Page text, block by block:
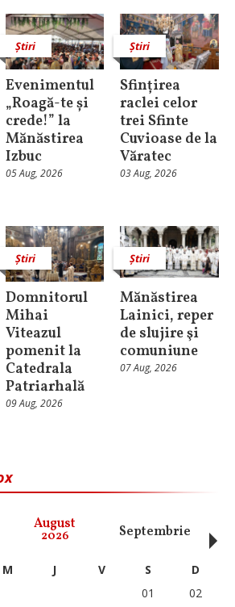
Știri
Evenimentul
„Roagă-te și
crede!” la
Mănăstirea
Izbuc
05 Aug, 2026
Știri
Sfințirea
raclei celor
trei Sfinte
Cuvioase de la
Văratec
03 Aug, 2026
Știri
Domnitorul
Mihai
Viteazul
pomenit la
Catedrala
Patriarhală
09 Aug, 2026
Știri
Mănăstirea
Lainici, reper
de slujire şi
comuniune
07 Aug, 2026
August
2026 Septembrie
M J V S
D
01
02